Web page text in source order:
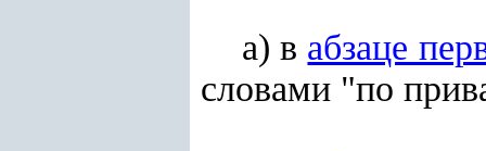
а) в абзаце
словами "по